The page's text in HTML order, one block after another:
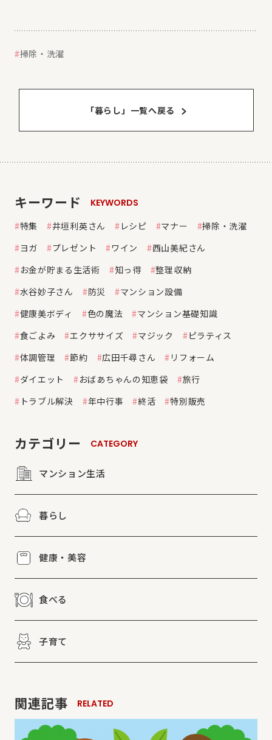
掃除・洗濯
「暮らし」⼀覧へ戻る
キーワード
KEYWORDS
特集
井垣利英さん レシピ マナー
掃除・洗濯
ヨガ
プレゼント ワイン
西山美紀さん
お金が貯まる生活術
知っ得
整理収納
水谷妙子さん
防災
マンション設備
健康美ボディ
色の魔法
マンション基礎知識
食ごよみ
エクササイズ マジック
ピラティス
体調管理
節約 広田千尋さん
リフォーム
ダイエット
おばあちゃんの知恵袋
旅行
トラブル解決
年中行事 終活 特別販売
カテゴリー CATEGORY
マンション生活
暮らし
健康・美容
食べる
子育て
関連記事 RELATED